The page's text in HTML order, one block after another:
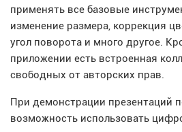
применять все базовые
изменение размера, коррекция
угол поворота и много другое.
приложении есть встроенная
свободных от авторских прав.
При демонстрации презентаций
возможность использовать